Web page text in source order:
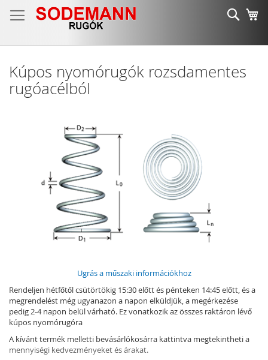
a
Kúpos nyomórugók rozsdamentes
rugóacélból
Ugrás a műszaki információkhoz
Rendeljen hétfőtől csütörtökig 15:30 előtt és pénteken 14:45 előtt, és a
megrendelést még ugyanazon a napon elküldjük, a megérkezése
pedig 2-4 napon belül várható. Ez vonatkozik az összes raktáron lévő
kúpos nyomórugóra
A kívánt termék melletti bevásárlókosárra kattintva megtekintheti a
mennyiségi kedvezményeket és árakat.